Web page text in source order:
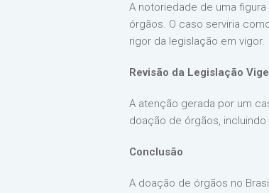
A notoriedade de uma
órgãos. O caso serviria
rigor da legislação em vigor.
Revisão da Legislação
A atenção gerada por um
doação de órgãos,
Conclusão
A doação de órgãos no